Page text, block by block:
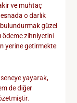
ve muhtaç
o darlık
güzel
ödeme zihniyetini
yerine getirmekte
yayarak,
de diğer